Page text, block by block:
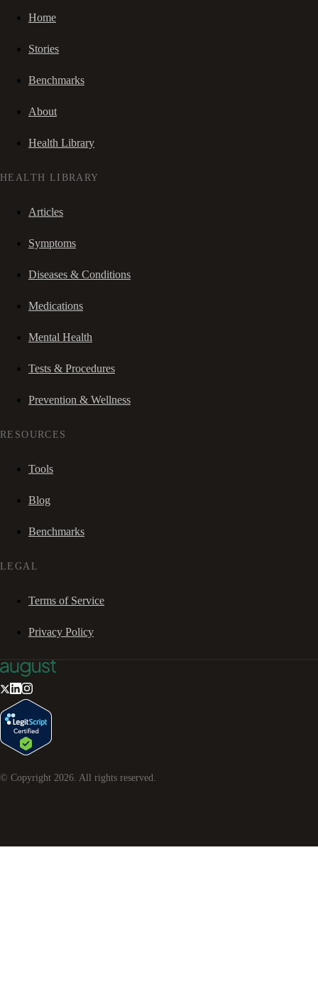
Home
Stories
Benchmarks
About
Health Library
HEALTH LIBRARY
Articles
Symptoms
Diseases & Conditions
Medications
Mental Health
Tests & Procedures
Prevention & Wellness
RESOURCES
Tools
Blog
Benchmarks
LEGAL
Terms of Service
Privacy Policy
© Copyright 2026. All rights reserved.